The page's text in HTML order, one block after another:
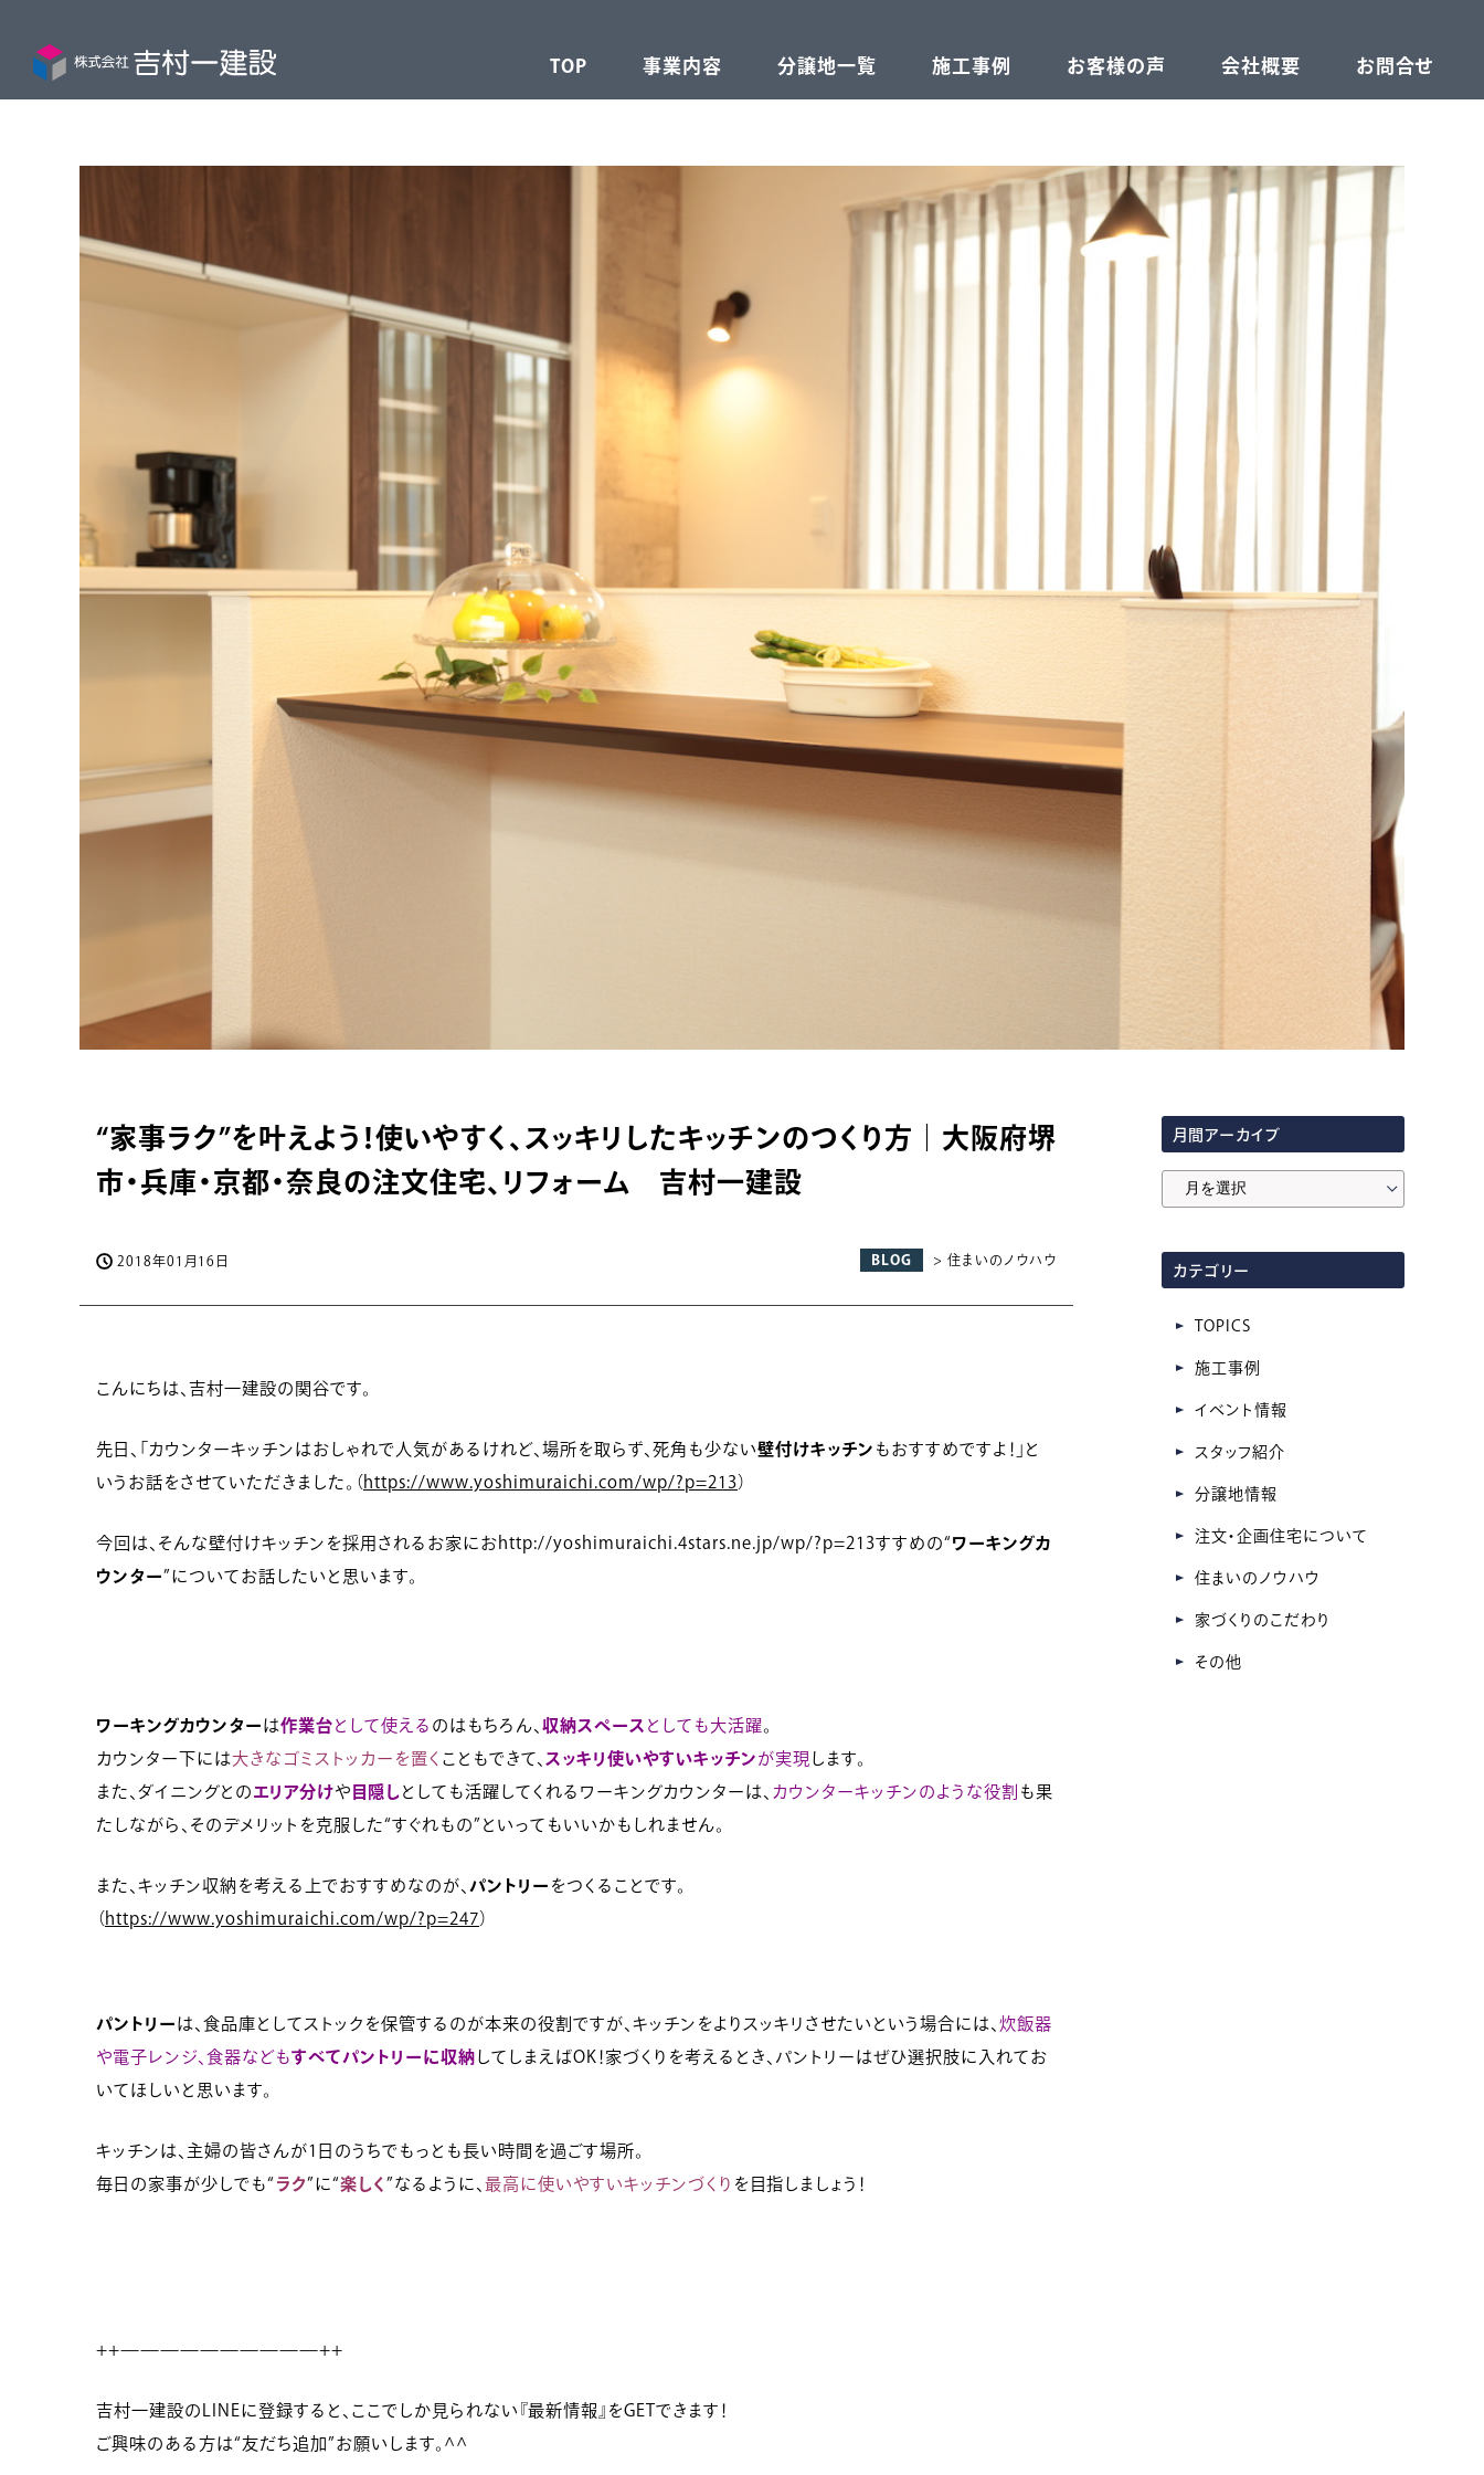
TOP 事業内容 分譲地一覧 施工事例 お客様の声 会社概要 お問合せ
“家事ラク”を叶えよう！使いやすく、スッキリしたキッチンのつくり方｜大阪府堺
市・兵庫・京都・奈良の注文住宅、リフォーム 吉村一建設
2018年01月16日 BLOG > 住まいのノウハウ
こんにちは、吉村一建設の関谷です。
先日、「カウンターキッチンはおしゃれで人気があるけれど、場所を取らず、死角も少ない壁付けキッチン もおすすめですよ！」と
いうお話をさせていただきました。（ https://www.yoshimuraichi.com/wp/?p=213 ）
今回は、そんな壁付けキッチンを採用されるお家におhttp://yoshimuraichi.4stars.ne.jp/wp/?p=213すすめの“ ワーキングカ
ウンター”についてお話したいと思います。
ワーキングカウンター は作業台 として使える のはもちろん、 収納スペース としても大活躍。
カウンター下には大きなゴミストッカーを置く こともできて、 スッキリ使いやすいキッチン が実現 します。
また、ダイニングとの エリア分けや 目隠し としても活躍してくれるワーキングカウンターは、 カウンターキッチンのような役割 も果
たしながら、そのデメリットを克服した“すぐれもの”といってもいいかもしれません。
また、キッチン収納を考える上でおすすめなのが、 パントリー をつくることです。
（ https://www.yoshimuraichi.com/wp/?p=247 ）
パントリー は、食品庫としてストックを保管するのが本来の役割ですが、キッチンをよりスッキリさせたいという場合には、 炊飯器
や電子レンジ、食器などもすべてパントリーに収納 してしまえばOK！家づくりを考えるとき、パントリーはぜひ選択肢に入れてお
いてほしいと思います。
キッチンは、主婦の皆さんが1日のうちでもっとも長い時間を過ごす場所。
毎日の家事が少しでも“ ラク”に“楽しく ”なるように、 最高に使いやすいキッチンづくり を目指しましょう！
++——————————++
吉村一建設のLINEに登録すると、ここでしか見られない『最新情報』をGETできます！
ご興味のある方は“友だち追加”お願いします。^^
月間アーカイブ
ア
ー
カ
イ
カテゴリー
TOPICS
施工事例
イベント情報
スタッフ紹介
分譲地情報
注文・企画住宅について
住まいのノウハウ
家づくりのこだわり
その他